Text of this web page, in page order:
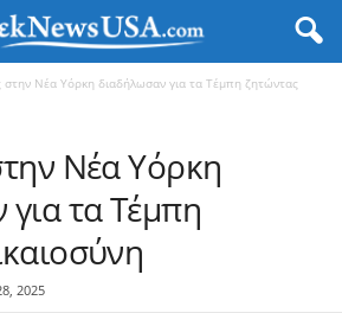
στην Νέα Υόρκη διαδήλωσαν για τα Τέμπη ζητώντας
Νέα Υόρκη
τα Τέμπη
2025